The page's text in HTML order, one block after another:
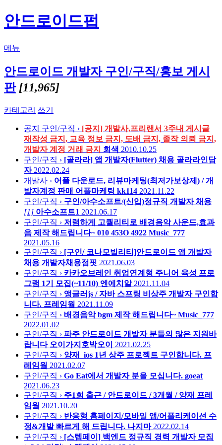
안드로이드펍
메뉴
안드로이드 개발자 구인/구직/홍보 게시
판 [11,965]
카테고리 쓰기
공지 구인/구직 › [공지] 개발사,프리랜서 3주내 게시글
재작성 금지, 교육 정보 금지, 도배 금지, 졸작 의뢰 금지,
개발자 계정 거래 금지 회색 2010.10.25
구인/구직 › [골라라] 앱 개발자(Flutter) 채용 골라라인담
자 2022.02.24
개발사 › 어플 다운로드, 리뷰마케팅(최저가보상제) / 개
발자계정 판매 어플마케팅 kk114 2021.11.22
구인/구직 › 구인/아수소프트/(신입)정규직 개발자 채용
[1] 아수소프트1 2021.06.17
구인/구직 › 저렴하게 고퀄리티로 배경음악 사운드,효과
음 제작 해드립니다~ 010 453O 4922 Music_777
2021.05.16
구인/구직 › [구인/ 코나모빌리티]안드로이드 앱 개발자
채용 개발자채용점핏 2021.06.03
구인/구직 › 카카오브레인 취업연계형 주니어 육성 프로
그램 1기 모집(~11/10) 엔에치알 2021.11.04
구인/구직 › 앵글러js / 자바 스프링 비상주 개발자 구인합
니다. 프레임웤 2021.11.09
구인/구직 › 배경음악 bgm 제작 해드립니다~ Music_777
2022.01.02
구인/구직 › 파주 안드로이드 개발자 분들의 많은 지원바
랍니다 오이가지호박오이
2021.02.25
구인/구직 › 양재_ios 1년 상주 프로젝트 구인합니다. 프
레임웤 2021.02.07
구인/구직 › Go Eat에서 개발자 분을 모십니다. goeat
2021.06.23
구인/구직 › 주1회 출근 / 안드로이드 / 3개월 / 양재 프레
임웤 2021.10.20
구인/구직 › 반응형 홈페이지/모바일 앱/어플리케이션 수
정&개발 빠르게 해 드립니다. 나지마 2022.02.14
구인/구직 › [스텝페이] 백엔드 정규직 경력 개발자 모집